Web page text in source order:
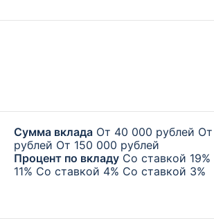
Сумма вклада От 40 000 рублей
рублей От 150 000 рублей
Процент по вкладу Со ставкой 19%
11% Со ставкой 4% Со ставкой 3%